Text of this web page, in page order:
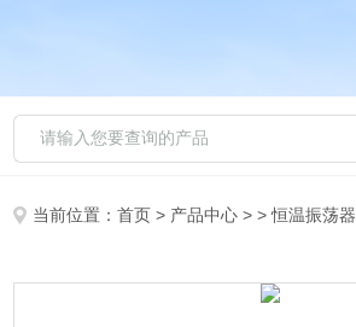
当前位置：首页 > 产品中心 > >恒温振荡器